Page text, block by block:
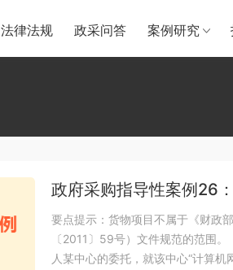
法律法规 政采问答 案例研究
政府采购指导性案例26：
要点提示：货物项目不属于《财政
〔2011〕59号）文件规范的范
人某中心的委托，就该中心“计算